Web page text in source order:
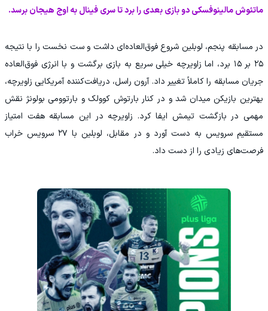
ماتئوش مالینوفسکی دو بازی بعدی را برد تا سری فینال به اوج هیجان برسد.
در مسابقه پنجم، لوبلین شروع فوق‌العاده‌ای داشت و ست نخست را با نتیجه
۲۵ بر ۱۵ برد، اما زاویرچه خیلی سریع به بازی برگشت و با انرژی فوق‌العاده
جریان مسابقه را کاملاً تغییر داد. آرون راسل، دریافت‌کننده آمریکایی زاویرچه،
بهترین بازیکن میدان شد و در کنار بارتوش کوولک و بارتوومی بولونژ نقش
مهمی در بازگشت تیمش ایفا کرد. زاویرچه در این مسابقه هفت امتیاز
مستقیم سرویس به دست آورد و در مقابل، لوبلین با ۲۷ سرویس خراب
فرصت‌های زیادی را از دست داد.